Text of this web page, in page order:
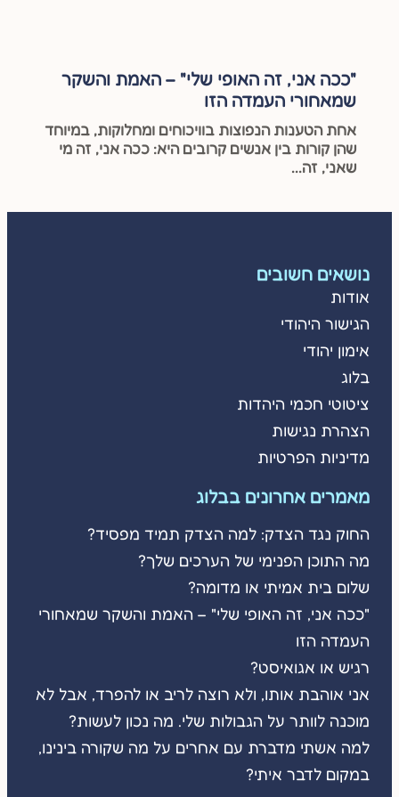
"ככה אני, זה האופי שלי" – האמת והשקר
שמאחורי העמדה הזו
אחת הטענות הנפוצות בוויכוחים ומחלוקות, במיוחד
שהן קורות בין אנשים קרובים היא: ככה אני, זה מי
שאני, זה...
נושאים חשובים
אודות
הגישור היהודי
אימון יהודי
בלוג
ציטוטי חכמי היהדות
הצהרת נגישות
מדיניות הפרטיות
מאמרים אחרונים בבלוג
החוק נגד הצדק: למה הצדק תמיד מפסיד?
מה התוכן הפנימי של הערכים שלך?
שלום בית אמיתי או מדומה?
"ככה אני, זה האופי שלי" – האמת והשקר שמאחורי
העמדה הזו
רגיש או אגואיסט?
אני אוהבת אותו, ולא רוצה לריב או להפרד, אבל לא
מוכנה לוותר על הגבולות שלי. מה נכון לעשות?
למה אשתי מדברת עם אחרים על מה שקורה בינינו,
במקום לדבר איתי?